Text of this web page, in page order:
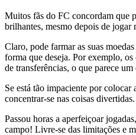
Muitos fãs do FC concordam que
brilhantes, mesmo depois de jogar
Claro, pode farmar as suas
forma que deseja. Por exemplo,
de transferências, o que parece
Se está tão impaciente por
concentrar-se nas coisas divertidas.
Passou horas a aperfeiçoar
campo! Livre-se das limitações e